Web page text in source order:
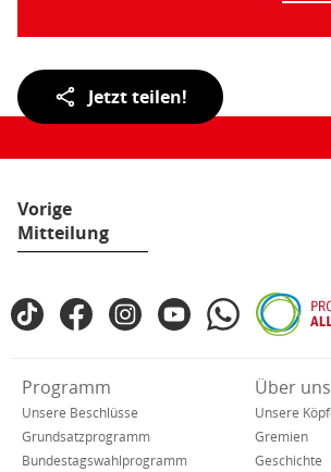
Teilen
der
Jetzt teilen!
Vorige
Mitteilung
Fußbereich
SPD
sozialen
Netzwerken
TikTokFacebookInstagramYouTubeWhatsApp
Alliance
Verkürzte
Navigation
Programm
Unsere Beschlüsse
Grundsatzprogramm
Bundestagswahlprogramm
Über uns
Unsere
Gremien
Geschichte